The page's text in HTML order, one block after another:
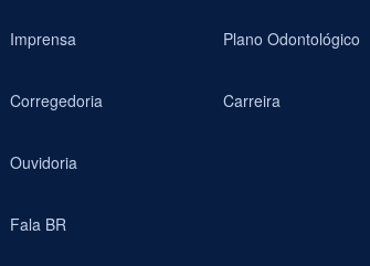
Imprensa
Corregedoria
Ouvidoria
Fala BR
Plano Odontológico
Carreira